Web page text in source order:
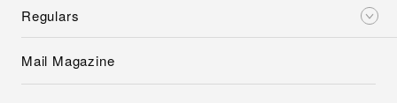
Regulars
Mail Magazine